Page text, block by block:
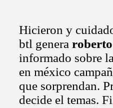
Hicieron y
btl genera
informado sobre
en méxico
que sorprendan.
decide el temas.